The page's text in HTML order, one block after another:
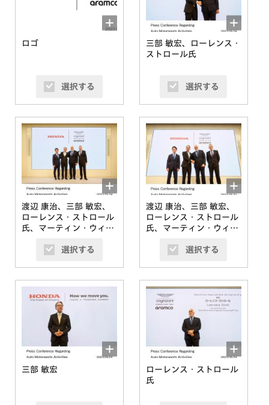
ロゴ
選択する
三部 敏宏、ローレンス・
ストロール氏
選択する
渡辺 康治、三部 敏宏、
ローレンス・ストロール
氏、マーティン・ウィッ
選択する
渡辺 康治、三部 敏宏、
ローレンス・ストロール
氏、マーティン・ウィッ
選択する
三部 敏宏
ローレンス・ストロール
氏